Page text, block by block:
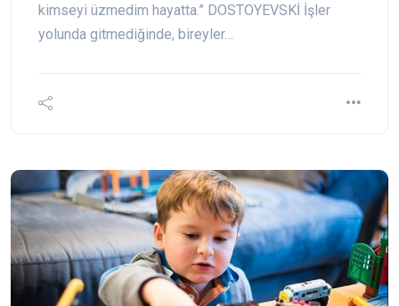
kimseyi üzmedim hayatta.” DOSTOYEVSKİ İşler
yolunda gitmediğinde, bireyler…